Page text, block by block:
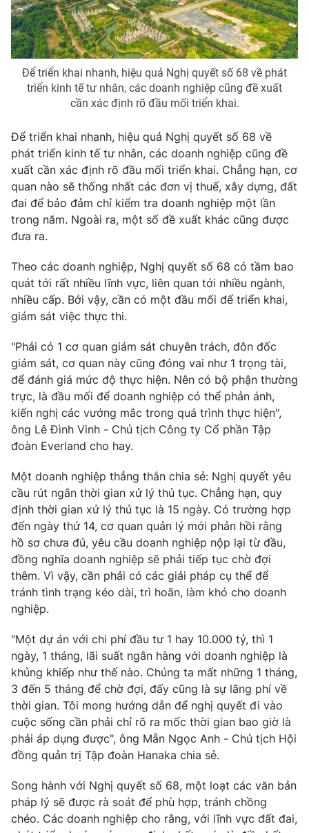
Để triển khai nhanh, hiệu quả Nghị quyết số 68 về phát
triển kinh tế tư nhân, các doanh nghiệp cũng đề xuất
cần xác định rõ đầu mối triển khai.
Để triển khai nhanh, hiệu quả Nghị quyết số 68 về
phát triển kinh tế tư nhân, các doanh nghiệp cũng đề
xuất cần xác định rõ đầu mối triển khai. Chẳng hạn, cơ
quan nào sẽ thống nhất các đơn vị thuế, xây dựng, đất
đai để bảo đảm chỉ kiểm tra doanh nghiệp một lần
trong năm. Ngoài ra, một số đề xuất khác cũng được
đưa ra.
Theo các doanh nghiệp, Nghị quyết số 68 có tầm bao
quát tới rất nhiều lĩnh vực, liên quan tới nhiều ngành,
nhiều cấp. Bởi vậy, cần có một đầu mối để triển khai,
giám sát việc thực thi.
"Phải có 1 cơ quan giám sát chuyên trách, đôn đốc
giám sát, cơ quan này cũng đóng vai như 1 trọng tài,
để đánh giá mức độ thực hiện. Nên có bộ phận thường
trực, là đầu mối để doanh nghiệp có thể phản ánh,
kiến nghị các vướng mắc trong quá trình thực hiện",
ông Lê Đình Vinh - Chủ tịch Công ty Cổ phần Tập
đoàn Everland cho hay.
Một doanh nghiệp thẳng thắn chia sẻ: Nghị quyết yêu
cầu rút ngắn thời gian xử lý thủ tục. Chẳng hạn, quy
định thời gian xử lý thủ tục là 15 ngày. Có trường hợp
đến ngày thứ 14, cơ quan quản lý mới phản hồi rằng
hồ sơ chưa đủ, yêu cầu doanh nghiệp nộp lại từ đầu,
đồng nghĩa doanh nghiệp sẽ phải tiếp tục chờ đợi
thêm. Vì vậy, cần phải có các giải pháp cụ thể để
tránh tình trạng kéo dài, trì hoãn, làm khó cho doanh
nghiệp.
"Một dự án với chi phí đầu tư 1 hay 10.000 tỷ, thì 1
ngày, 1 tháng, lãi suất ngân hàng với doanh nghiệp là
khủng khiếp như thế nào. Chúng ta mất những 1 tháng,
3 đến 5 tháng để chờ đợi, đấy cũng là sự lãng phí về
thời gian. Tôi mong hướng dẫn để nghị quyết đi vào
cuộc sống cần phải chỉ rõ ra mốc thời gian bao giờ là
phải áp dụng được", ông Mẫn Ngọc Anh - Chủ tịch Hội
đồng quản trị Tập đoàn Hanaka chia sẻ.
Song hành với Nghị quyết số 68, một loạt các văn bản
pháp lý sẽ được rà soát để phù hợp, tránh chồng
chéo. Các doanh nghiệp cho rằng, với lĩnh vực đất đai,